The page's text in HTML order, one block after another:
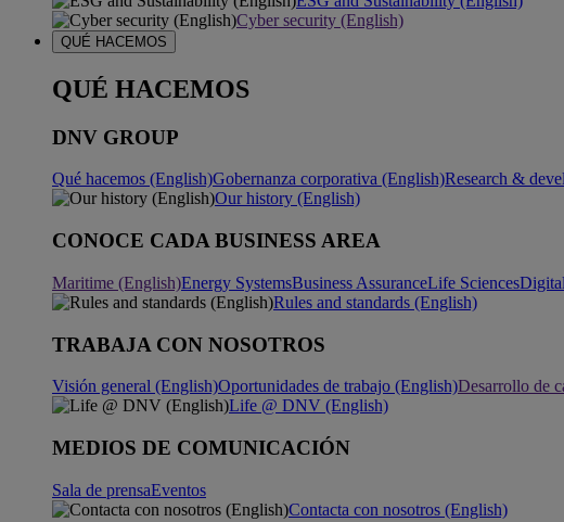
Cyber security (English)
QUÉ HACEMOS
QUÉ HACEMOS
DNV GROUP
Qué hacemos (English)Gobernanza corporativa (English)Research &
Our history (English)
CONOCE CADA BUSINESS AREA
Maritime (English)Energy SystemsBusiness AssuranceLife Sciences
Rules and standards (English)
TRABAJA CON NOSOTROS
Visión general (English)Oportunidades de trabajo (English)Desarrollo de
Life @ DNV (English)
MEDIOS DE COMUNICACIÓN
Sala de prensaEventos
Contacta con nosotros (English)